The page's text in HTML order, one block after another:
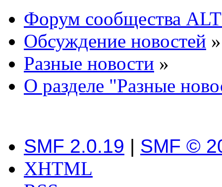
Форум сообщества
Обсуждение новостей »
Разные новости »
О разделе "Разные
SMF 2.0.19 | SMF ©
XHTML